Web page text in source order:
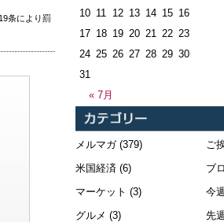
条により罰
« 7月
10 11 12 13 14 15 16
17 18 19 20 21 22 23
24 25 26 27 28 29 30
31
メルマガ(379)
米国経済 (6)
マーケット (3)
グルメ (3)
ご
ブ
今
先